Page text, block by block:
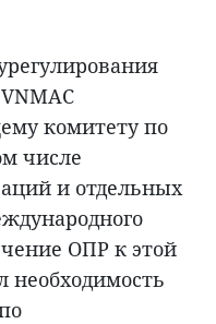
комитету по
числе
и отдельных
ОПР к этой
необходимость